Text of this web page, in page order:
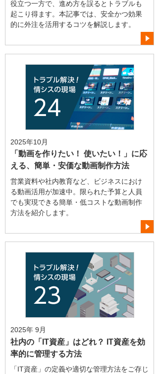
役立つ一方で、進め方を誤るとトラブルも
起こり得ます。本記事では、安全かつ効果
的に外注を活用するコツを解説します。
2025年10月
「動画を作りたい！ 使いたい！」に応
える、簡単・安価な動画制作方法
営業資料や社内教育など、ビジネスにおけ
る動画活用が加速中。限られた予算と人員
でも実現できる簡単・低コストな動画制作
方法を紹介します。
2025年 9月
社内の「IT資産」はどれ？ IT資産を効
率的に管理する方法
「IT資産」の定義や適切な管理方法をご存じ